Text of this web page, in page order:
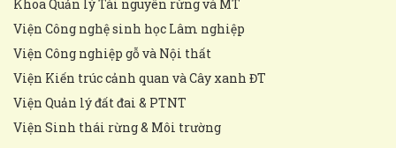
Khoa Quản lý Tài nguyên rừng và MT
Viện Công nghệ sinh học Lâm nghiệp
Viện Công nghiệp gỗ và Nội thất
Viện Kiến trúc cảnh quan và Cây xanh ĐT
Viện Quản lý đất đai & PTNT
Viện Sinh thái rừng & Môi trường